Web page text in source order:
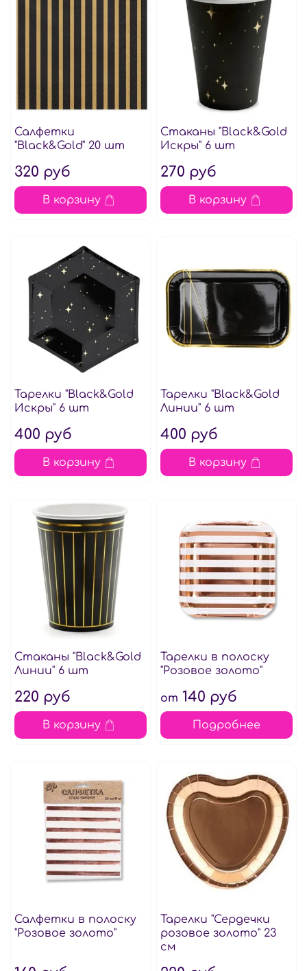
Салфетки
"Black&Gold" 20 шт
320 руб
В корзину
Стаканы "Black&Gold
Искры" 6 шт
270 руб
В корзину
Тарелки "Black&Gold
Искры" 6 шт
400 руб
В корзину
Тарелки "Black&Gold
Линии" 6 шт
400 руб
В корзину
Стаканы "Black&Gold
Линии" 6 шт
220 руб
В корзину
Тарелки в полоску
"Розовое золото"
от 140 руб
Подробнее
Салфетки в полоску
"Розовое золото"
Тарелки "Сердечки
розовое золото" 23
см